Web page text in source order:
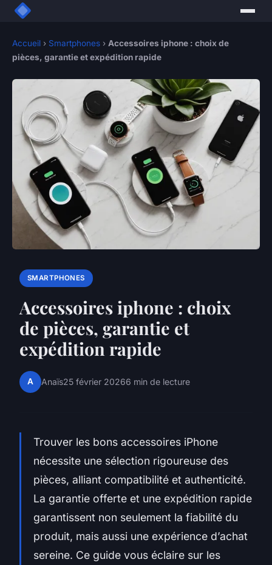
Accueil › Smartphones › Accessoires iphone : choix de
pièces, garantie et expédition rapide
SMARTPHONES
Accessoires iphone : choix
de pièces, garantie et
expédition rapide
A Anaïs25 février 20266 min de lecture
Trouver les bons accessoires iPhone
nécessite une sélection rigoureuse des
pièces, alliant compatibilité et authenticité.
La garantie offerte et une expédition rapide
garantissent non seulement la fiabilité du
produit, mais aussi une expérience d’achat
sereine. Ce guide vous éclaire sur les